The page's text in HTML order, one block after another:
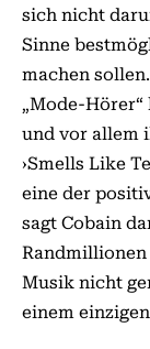
sich nicht
Sinne
machen
„Mode-Hörer“
und vor allem
›Smells Like
eine der
sagt Cobain
Musik nicht
einem